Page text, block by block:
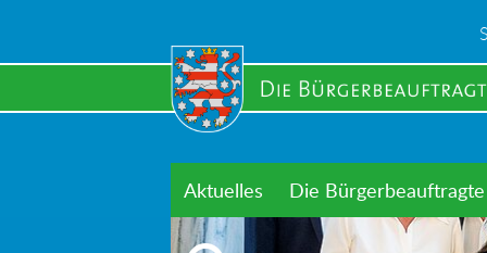
main
Aktuelles Die Bürgerbeauftragte